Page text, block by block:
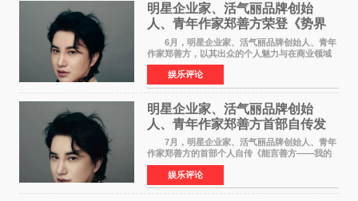
明星企业家、活气丽品牌创始
人、青年作家郑善方荣登《势界
POWERCIRCLES》6月刊
6月，明星企业家、活气丽品牌创始人、青年
作家郑善方，以其出众的个人魅力与在商业领域
的卓越建树，成功登上《势界
POWERCIRCLES》，展现了他在时尚与商业领
域的双重影响力。 明星企业家、青
娱乐评论
明星企业家、活气丽品牌创始
人、青年作家郑善方首部自传发
布， 书写跨界创业者的成长答卷
7月，明星企业家、活气丽品牌创始人、青年
作家郑善方的首部个人自传《能言善方——我的
跨界人生》正式发行。这本书以他的人生轨迹为
脉络，首次完整公开了从逐梦少年到横跨美业、
公益等多领域的
娱乐评论